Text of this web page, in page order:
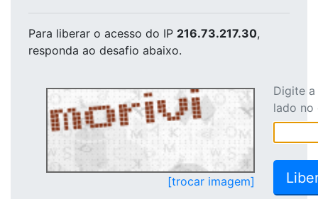
Para liberar o acesso do IP 216.73.217.30,
responda ao desafio abaixo.
[trocar imagem]
Digite
lado no